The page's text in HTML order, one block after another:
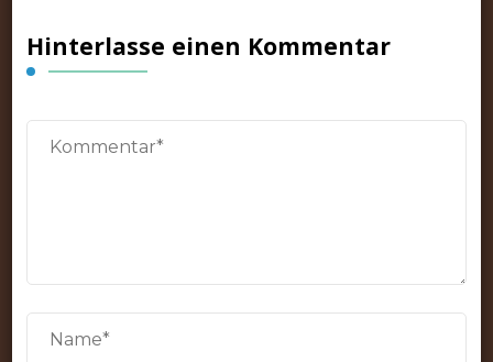
Hinterlasse einen Kommentar